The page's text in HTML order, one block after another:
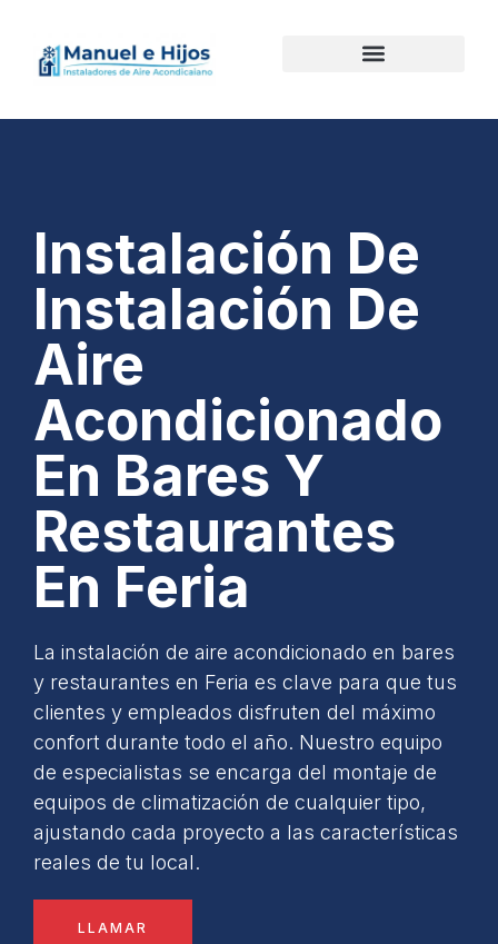
Instalación De
Instalación De
Aire
Acondicionado
En Bares Y
Restaurantes
En Feria
La instalación de aire acondicionado en bares
y restaurantes en Feria es clave para que tus
clientes y empleados disfruten del máximo
confort durante todo el año. Nuestro equipo
de especialistas se encarga del montaje de
equipos de climatización de cualquier tipo,
ajustando cada proyecto a las características
reales de tu local.
LLAMAR